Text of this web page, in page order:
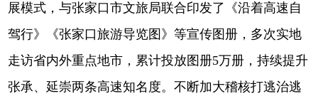
展模式，与张家口市文旅局联合印发了《沿着高速自
驾行》《张家口旅游导览图》等宣传图册，多次实地
走访省内外重点地市，累计投放图册5万册，持续提升
张承、延崇两条高速知名度。不断加大稽核打逃治逃